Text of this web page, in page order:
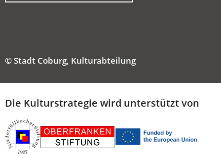
EINEM
© Stadt Coburg, Kulturabteilung
Die Kulturstrategie wird unterstützt von